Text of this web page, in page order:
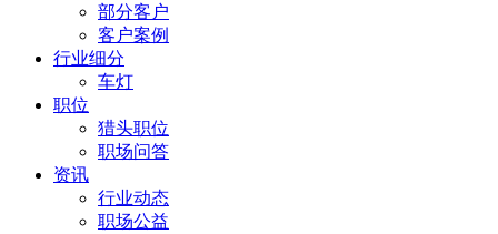
部分客户
客户案例
行业细分
车灯
职位
猎头职位
职场问答
资讯
行业动态
职场公益